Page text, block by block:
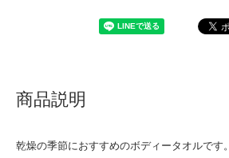
商品説明
乾燥の季節におすすめのボディータオルです。